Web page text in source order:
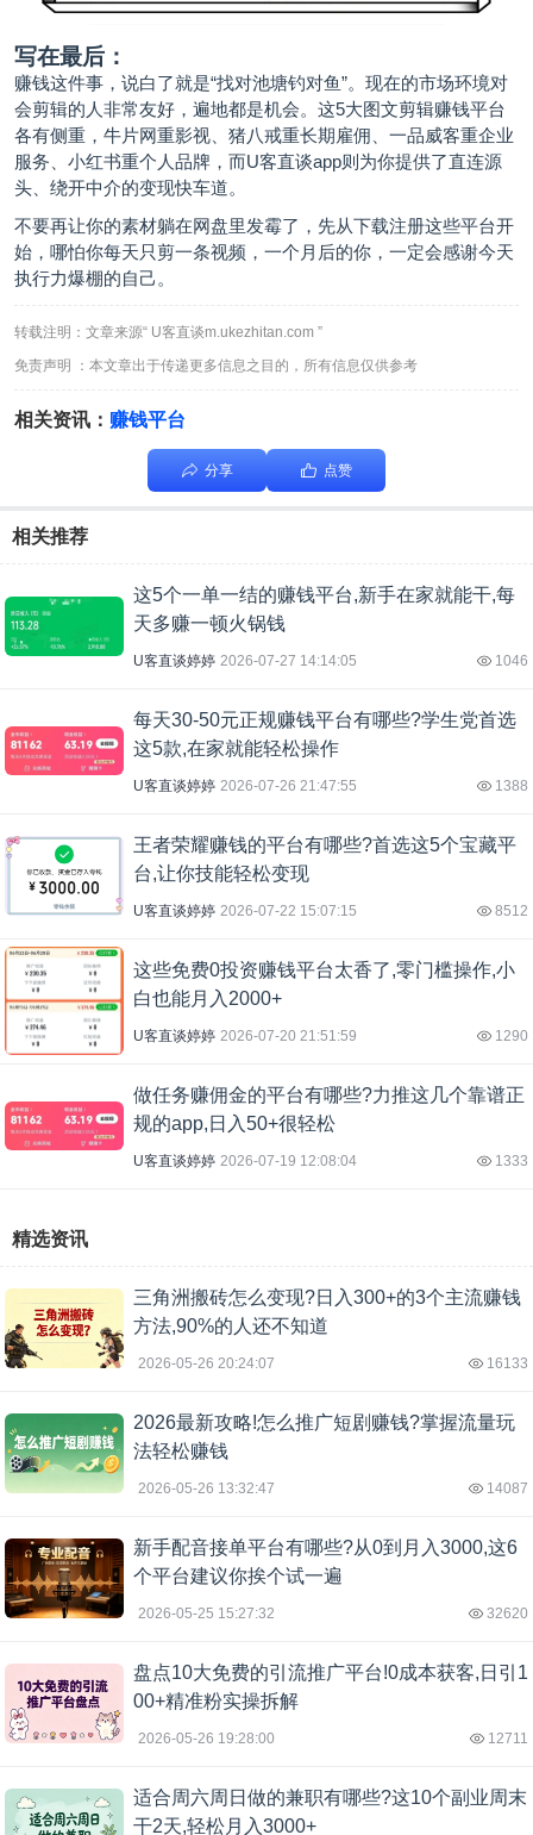
写在最后：
赚钱这件事，说白了就是“找对池塘钓对鱼”。现在的市场环境对
会剪辑的人非常友好，遍地都是机会。这5大图文剪辑赚钱平台
各有侧重，牛片网重影视、猪八戒重长期雇佣、一品威客重企业
服务、小红书重个人品牌，而U客直谈app则为你提供了直连源
头、绕开中介的变现快车道。
不要再让你的素材躺在网盘里发霉了，先从下载注册这些平台开
始，哪怕你每天只剪一条视频，一个月后的你，一定会感谢今天
执行力爆棚的自己。
转载注明：文章来源“ U客直谈m.ukezhitan.com ”
免责声明 ：本文章出于传递更多信息之目的，所有信息仅供参考
相关资讯： 赚钱平台
分享 点赞
相关推荐
这5个一单一结的赚钱平台,新手在家就能干,每
天多赚一顿火锅钱
U客直谈婷婷 2026-07-27 14:14:05 1046
每天30-50元正规赚钱平台有哪些?学生党首选
这5款,在家就能轻松操作
U客直谈婷婷 2026-07-26 21:47:55 1388
王者荣耀赚钱的平台有哪些?首选这5个宝藏平
台,让你技能轻松变现
U客直谈婷婷 2026-07-22 15:07:15 8512
这些免费0投资赚钱平台太香了,零门槛操作,小
白也能月入2000+
U客直谈婷婷 2026-07-20 21:51:59 1290
做任务赚佣金的平台有哪些?力推这几个靠谱正
规的app,日入50+很轻松
U客直谈婷婷 2026-07-19 12:08:04 1333
精选资讯
三角洲搬砖怎么变现?日入300+的3个主流赚钱
方法,90%的人还不知道
2026-05-26 20:24:07 16133
2026最新攻略!怎么推广短剧赚钱?掌握流量玩
法轻松赚钱
2026-05-26 13:32:47 14087
新手配音接单平台有哪些?从0到月入3000,这6
个平台建议你挨个试一遍
2026-05-25 15:27:32 32620
盘点10大免费的引流推广平台!0成本获客,日引1
00+精准粉实操拆解
2026-05-26 19:28:00 12711
适合周六周日做的兼职有哪些?这10个副业周末
干2天,轻松月入3000+